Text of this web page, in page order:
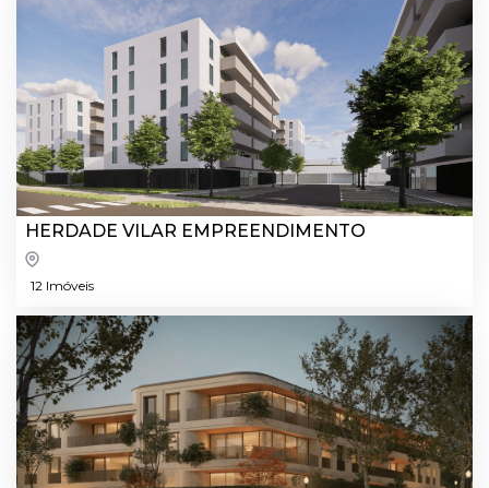
HERDADE VILAR EMPREENDIMENTO
12 Imóveis